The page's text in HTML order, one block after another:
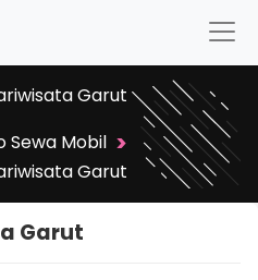
Garut
Sewa Mobil >
Garut
Garut